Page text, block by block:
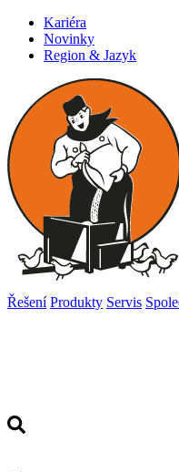
Kariéra
Novinky
Region & Jazyk
Řešení Produkty Servis